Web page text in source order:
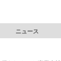
ニュース